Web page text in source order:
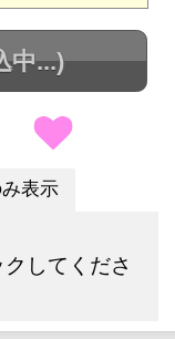
中...)
表示
してくださ